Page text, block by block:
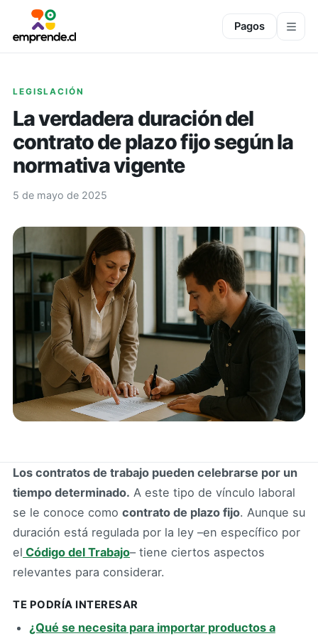
Pagos
LEGISLACIÓN
La verdadera duración del
contrato de plazo fijo según la
normativa vigente
5 de mayo de 2025
Los contratos de trabajo pueden celebrarse por un
tiempo determinado. A este tipo de vínculo laboral
se le conoce como contrato de plazo fijo. Aunque su
duración está regulada por la ley –en específico por
el Código del Trabajo– tiene ciertos aspectos
relevantes para considerar.
TE PODRÍA INTERESAR
¿Qué se necesita para importar productos a